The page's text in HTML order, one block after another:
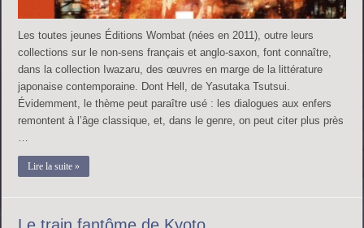
Les toutes jeunes Éditions Wombat (nées en 2011), outre leurs
collections sur le non-sens français et anglo-saxon, font connaître,
dans la collection Iwazaru, des œuvres en marge de la littérature
japonaise contemporaine. Dont Hell, de Yasutaka Tsutsui.
Évidemment, le thème peut paraître usé : les dialogues aux enfers
remontent à l’âge classique, et, dans le genre, on peut citer plus près
…
Lire la suite »